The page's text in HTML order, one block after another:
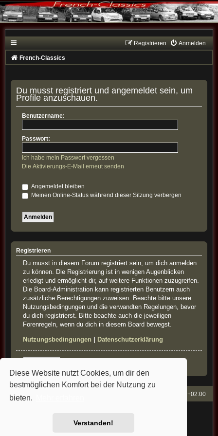
Diese Website nutzt Cookies, um dir den
bestmöglichen Komfort bei der Nutzung zu
bieten.
Verstanden!
Anmelden
Registrieren
French-Classics
Du musst registriert und angemeldet sein, um
Profile anzuschauen.
Benutzername:
Passwort:
Ich habe mein Passwort vergessen
Die Aktivierungs-E-Mail erneut senden
Angemeldet bleiben
Meinen Online-Status während dieser Sitzung verbergen
Registrieren
Du musst in diesem Forum registriert sein, um dich anmelden
zu können. Die Registrierung ist in wenigen Augenblicken
erledigt und ermöglicht dir, auf weitere Funktionen zuzugreifen.
Die Board-Administration kann registrierten Benutzern auch
zusätzliche Berechtigungen zuweisen. Beachte bitte unsere
Nutzungsbedingungen und die verwandten Regelungen, bevor
du dich registrierst. Bitte beachte auch die jeweiligen
Forenregeln, wenn du dich in diesem Board bewegst.
Nutzungsbedingungen Datenschutzerklärung
French-Classics UTC+02:00
Deutsche Übersetzung durchphpBB.de